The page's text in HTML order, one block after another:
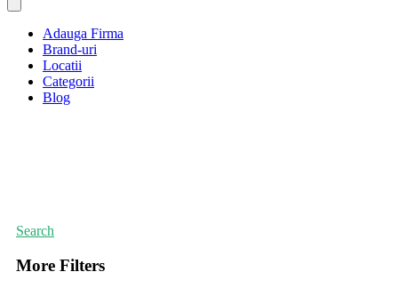
Adauga Firma
Brand-uri
Locatii
Categorii
Blog
Search
More Filters